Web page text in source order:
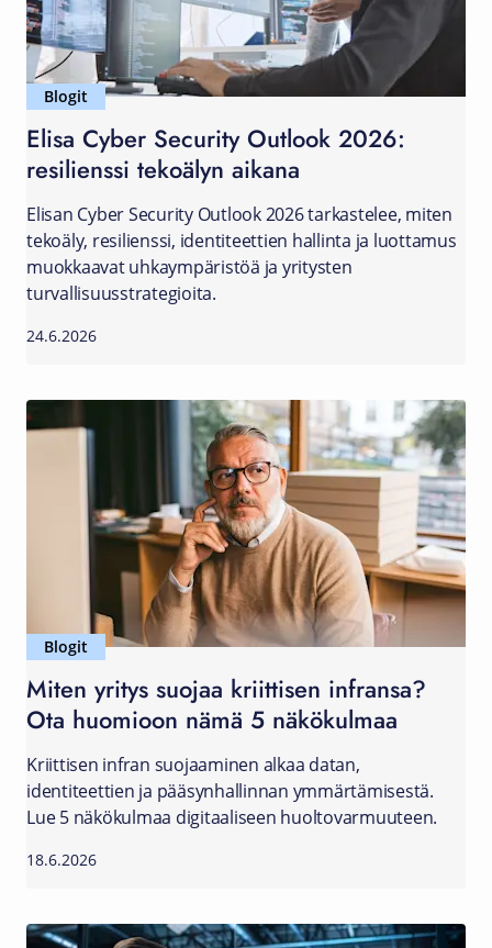
Blogit
Elisa Cyber Security Outlook 2026:
resilienssi tekoälyn aikana
Elisan Cyber Security Outlook 2026 tarkastelee, miten
tekoäly, resilienssi, identiteettien hallinta ja luottamus
muokkaavat uhkaympäristöä ja yritysten
turvallisuusstrategioita.
24.6.2026
Blogit
Miten yritys suojaa kriittisen infransa?
Ota huomioon nämä 5 näkökulmaa
Kriittisen infran suojaaminen alkaa datan,
identiteettien ja pääsynhallinnan ymmärtämisestä.
Lue 5 näkökulmaa digitaaliseen huoltovarmuuteen.
18.6.2026